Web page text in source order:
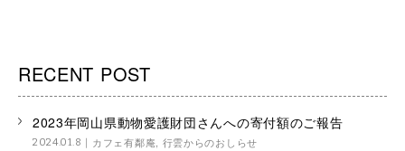
RECENT POST
2023年岡山県動物愛護財団さんへの寄付額のご報告
2024.01.8 カフェ有鄰庵, 行雲からのおしらせ